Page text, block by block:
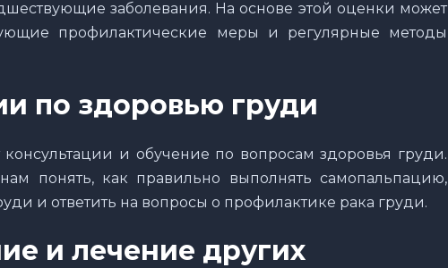
заболевания. На основе этой оценки может
профилактические меры и регулярные методы
по здоровью груди
и обучение по вопросам здоровья груди.
понять, как правильно выполнять самопальпацию,
и ответить на вопросы о профилактике рака груди.
и лечение других